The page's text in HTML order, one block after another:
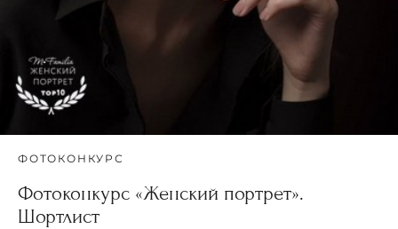
ФОТОКОНКУРС
Фотоконкурс «Женский портрет».
Шортлист